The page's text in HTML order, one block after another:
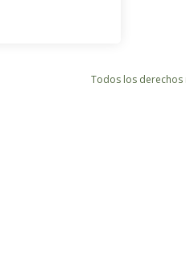
Todos los derechos